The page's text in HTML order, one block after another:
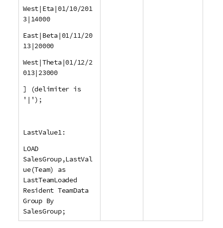
West|Eta|01/10/201
3|14000
East|Beta|01/11/20
13|20000
West|Theta|01/12/2
013|23000
] (delimiter is
'|');
LastValue1:
LOAD
SalesGroup,LastVal
ue(Team) as
LastTeamLoaded
Resident TeamData
Group By
SalesGroup;